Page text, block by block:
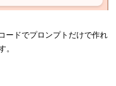
ードでプロンプトだけで作れ
。